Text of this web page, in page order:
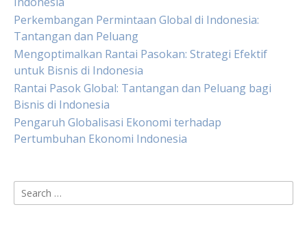
Perkembangan Permintaan Global di Indonesia:
Tantangan dan Peluang
Mengoptimalkan Rantai Pasokan: Strategi Efektif
untuk Bisnis di Indonesia
Rantai Pasok Global: Tantangan dan Peluang bagi
Bisnis di Indonesia
Pengaruh Globalisasi Ekonomi terhadap
Pertumbuhan Ekonomi Indonesia
Search
for: